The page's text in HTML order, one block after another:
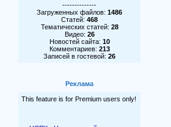
--------------
Загруженных файлов: 1486
Статей: 468
Тематических статей: 28
Видео: 26
Новостей сайта: 10
Комментариев: 213
Записей в гостевой: 26
Реклама
This feature is for Premium users only!